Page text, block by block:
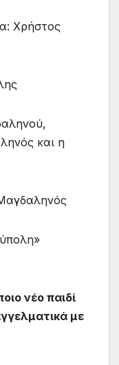
Χρήστος
και η
νέο παιδί
με